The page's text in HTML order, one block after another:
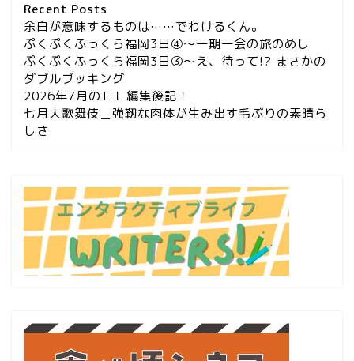
Recent Posts
余白が意味するものは……でわけるくん。
ぷくぷくふっくら福岡3日④～一期一会の旅のめし
ぷくぷくふっくら福岡3日③～え、待って!? まさかの
ダブルブッキング
2026年7月のＥＬ編集後記！
七月大歌舞伎＿強靭な肉体が生み出す毛ぶりの素晴ら
しさ